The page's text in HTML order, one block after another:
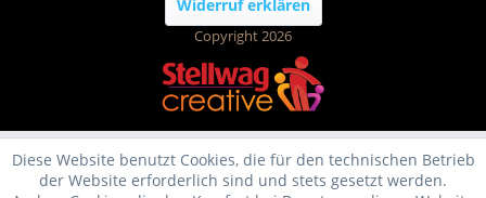
Widerruf erklären
Copyright 2026
Diese Website benutzt Cookies, die für den technischen Betrieb
der Website erforderlich sind und stets gesetzt werden.